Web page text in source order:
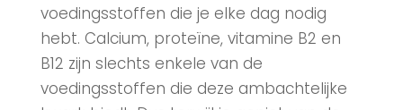
voedingsstoffen die je elke dag nodig
hebt. Calcium, proteïne, vitamine B2 en
B12 zijn slechts enkele van de
voedingsstoffen die deze ambachtelijke